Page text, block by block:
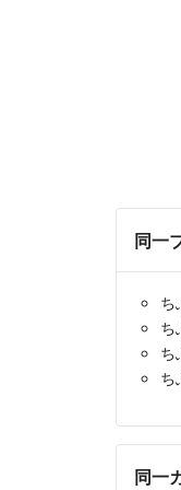
同一
ち
ち
ち
ち
同一